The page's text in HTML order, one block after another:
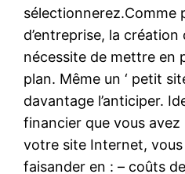
sélectionnerez.Comme
d’entreprise, la création
nécessite de mettre en
plan. Même un ‘ petit
davantage l’anticiper.
financier que vous
votre site Internet,
faisander en : – coûts